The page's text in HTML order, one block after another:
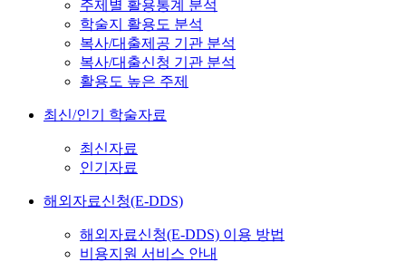
주제별 활용통계 분석
학술지 활용도 분석
복사/대출제공 기관 분석
복사/대출신청 기관 분석
활용도 높은 주제
최신/인기 학술자료
최신자료
인기자료
해외자료신청(E-DDS)
해외자료신청(E-DDS) 이용 방법
비용지원 서비스 안내